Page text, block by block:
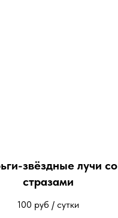
звёздные лучи со
стразами
100 руб / сутки